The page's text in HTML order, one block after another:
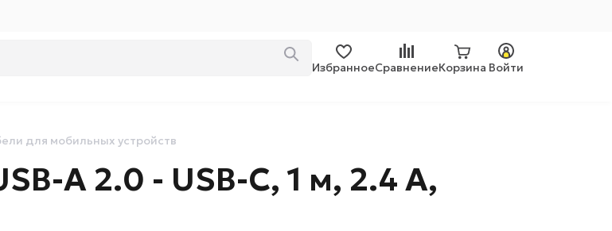
ИзбранноеСравнениеКорзина Войти
для мобильных устройств
A 2.0 - USB-C, 1 м, 2.4 А,